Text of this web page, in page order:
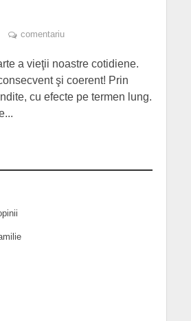
comentariu
a vieţii noastre cotidiene.
şi coerent! Prin
cu efecte pe termen lung.